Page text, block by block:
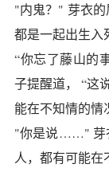
"内鬼？" 芽衣
都是一起出生
“你忘了藤山的
子提醒道， “这
能在不知情的情
"你是说……" 芽
人，都有可能